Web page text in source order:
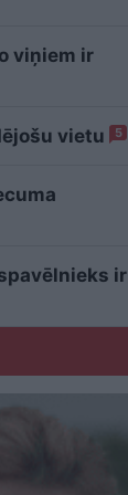
viņiem ir
vietu 5
ir